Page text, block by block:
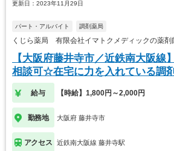
更新日：2023年11月29日
パート・アルバイト 調剤薬局
くじら薬局 有限会社イマトクメディックの薬剤
【大阪府藤井寺市／近鉄南大阪線
相談可☆在宅に力を入れている調
給与 【時給】1,800円～2,000円
勤務地 大阪府 藤井寺市
アクセス 近鉄南大阪線 藤井寺駅